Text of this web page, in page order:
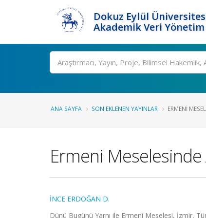
Dokuz Eylül
Akademik Veri
Ara
ANA SAYFA SON EKLENEN YAYINLAR ERMENI
Ermeni Meselesinde
İNCE ERDOĞAN D.
Dünü Bugünü Yarnı ile Ermeni Meselesi, İzmir,